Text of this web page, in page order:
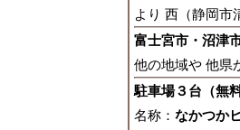
より 西（静岡市
富士宮市・沼津
他の地域や 他県
駐車場３台（無
名称：なかつか